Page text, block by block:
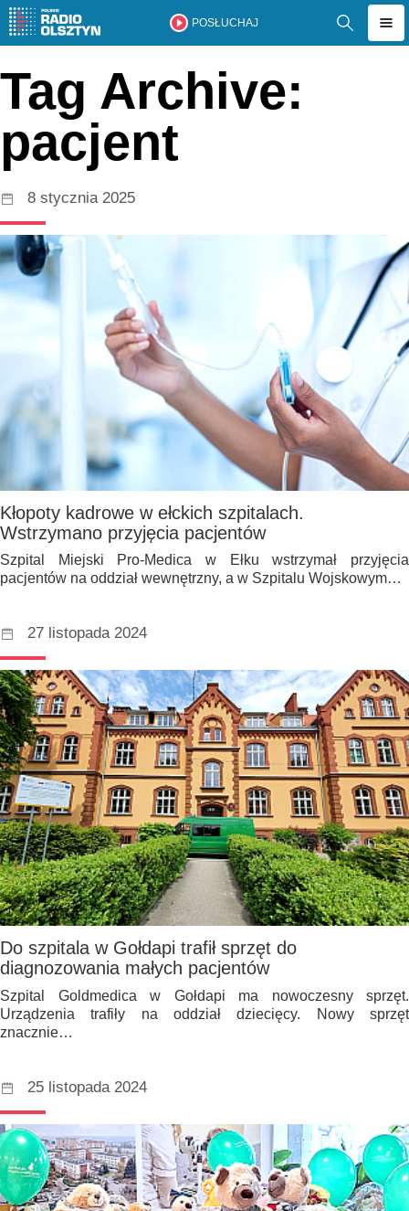
POSŁUCHAJ
Tag Archive:
pacjent
8 stycznia 2025
Kłopoty kadrowe w ełckich szpitalach.
Wstrzymano przyjęcia pacjentów
Szpital Miejski Pro-Medica w Ełku wstrzymał przyjęcia
pacjentów na oddział wewnętrzny, a w Szpitalu Wojskowym…
27 listopada 2024
Do szpitala w Gołdapi trafił sprzęt do
diagnozowania małych pacjentów
Szpital Goldmedica w Gołdapi ma nowoczesny sprzęt.
Urządzenia trafiły na oddział dziecięcy. Nowy sprzęt
znacznie…
25 listopada 2024